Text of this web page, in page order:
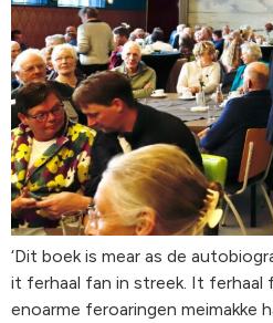
‘Dit boek is mear as de
it ferhaal fan in streek. It ferhaal
enoarme feroaringen meimakke